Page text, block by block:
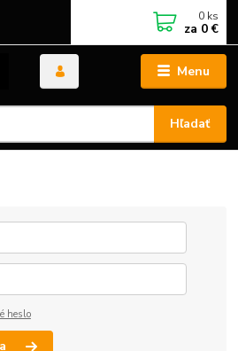
Menu
Hľadať
0 ks
za 0 €
heslo